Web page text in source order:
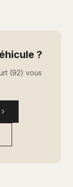
?
(92) vous